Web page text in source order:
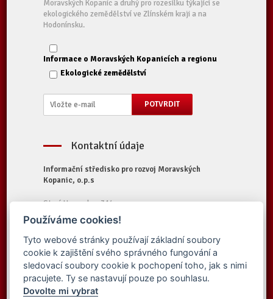
Moravských Kopanic a druhý pro rozesílku týkající se
ekologického zemědělství ve Zlínském kraji a na
Hodonínsku.
Informace o Moravských Kopanicích a regionu
Ekologické zemědělství
Kontaktní údaje
Informační středisko pro rozvoj Moravských
Kopanic, o.p.s
Starý Hrozenkov 314
687 74 Starý Hrozenkov
Tel.:+420 572 696 323
E-mail:
iskopanice@iskopanice.cz
Web:https://www.iskopanice.cz
Používáme cookies!
Tyto webové stránky používají základní soubory
cookie k zajištění svého správného fungování a
sledovací soubory cookie k pochopení toho, jak s nimi
pracujete. Ty se nastavují pouze po souhlasu.
Dovolte mi vybrat